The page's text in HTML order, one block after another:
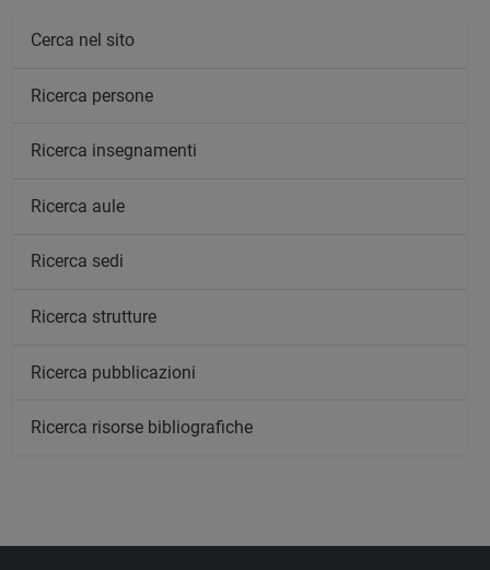
Cerca nel sito
Ricerca persone
Ricerca insegnamenti
Ricerca aule
Ricerca sedi
Ricerca strutture
Ricerca pubblicazioni
Ricerca risorse bibliografiche